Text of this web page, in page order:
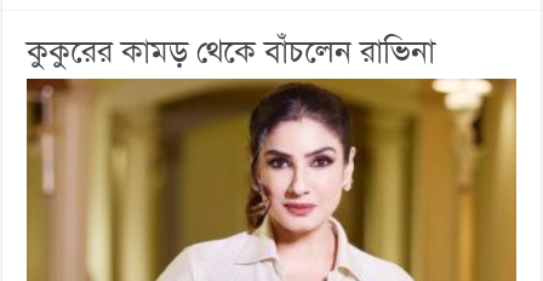
কুকুরের কামড় থেকে বাঁচলেন রাভিনা